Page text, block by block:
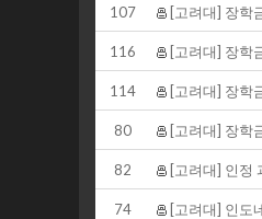
107 [고려대] 장학
116 [고려대] 장학
114 [고려대] 장학
80 [고려대] 장학
82 [고려대] 인정
74 [고려대] 인도